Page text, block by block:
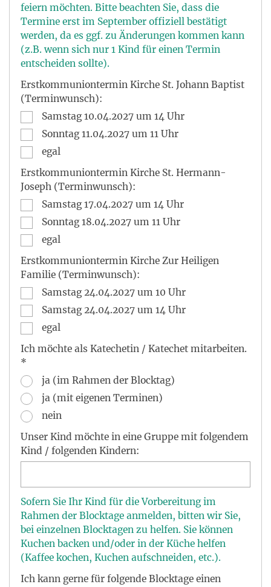
feiern möchten. Bitte beachten Sie, dass die
Termine erst im September offiziell bestätigt
werden, da es ggf. zu Änderungen kommen kann
(z.B. wenn sich nur 1 Kind für einen Termin
entscheiden sollte).
Erstkommuniontermin Kirche St. Johann Baptist
(Terminwunsch):
Samstag 10.04.2027 um 14 Uhr
Sonntag 11.04.2027 um 11 Uhr
egal
Erstkommuniontermin Kirche St. Hermann-
Joseph (Terminwunsch):
Samstag 17.04.2027 um 14 Uhr
Sonntag 18.04.2027 um 11 Uhr
egal
Erstkommuniontermin Kirche Zur Heiligen
Familie (Terminwunsch):
Samstag 24.04.2027 um 10 Uhr
Samstag 24.04.2027 um 14 Uhr
egal
Ich möchte als Katechetin / Katechet mitarbeiten.
*
ja (im Rahmen der Blocktag)
ja (mit eigenen Terminen)
nein
Unser Kind möchte in eine Gruppe mit folgendem
Kind / folgenden Kindern:
Sofern Sie Ihr Kind für die Vorbereitung im
Rahmen der Blocktage anmelden, bitten wir Sie,
bei einzelnen Blocktagen zu helfen. Sie können
Kuchen backen und/oder in der Küche helfen
(Kaffee kochen, Kuchen aufschneiden, etc.).
Ich kann gerne für folgende Blocktage einen